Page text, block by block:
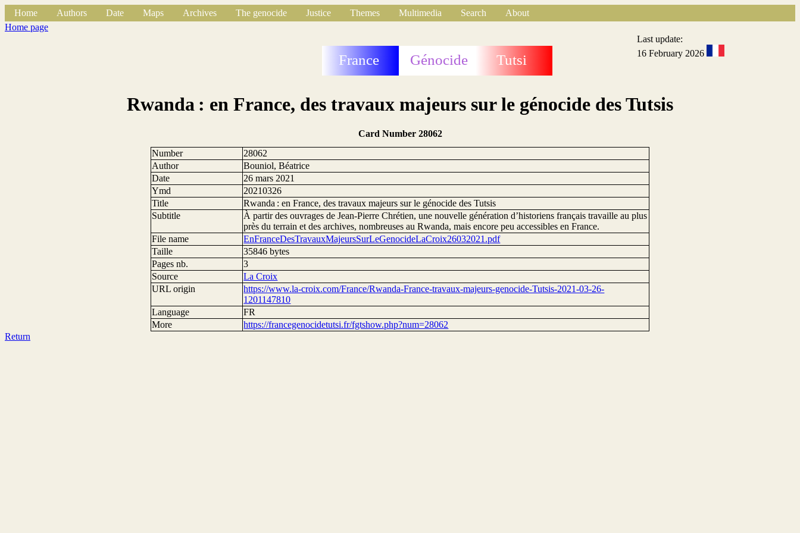
Home Authors Date Maps Archives The genocide Justice Themes Multimedia Search
About
Home page
France Génocide Tutsi
Last update:
16 February 2026
Rwanda : en France, des travaux majeurs sur le génocide des Tutsis
Card Number 28062
Number
28062
Author
Bouniol, Béatrice
Date
26 mars 2021
Ymd
20210326
Title
Rwanda : en France, des travaux majeurs sur le génocide des Tutsis
Subtitle
À partir des ouvrages de Jean-Pierre Chrétien, une nouvelle génération d’historiens français travaille au plus
près du terrain et des archives, nombreuses au Rwanda, mais encore peu accessibles en France.
File name
EnFranceDesTravauxMajeursSurLeGenocideLaCroix26032021.pdf
Taille
35846 bytes
Pages nb.
3
Source
La Croix
URL origin
https://www.la-croix.com/France/Rwanda-France-travaux-majeurs-genocide-Tutsis-2021-03-26-
1201147810
Language
FR
More
https://francegenocidetutsi.fr/fgtshow.php?num=28062
Return